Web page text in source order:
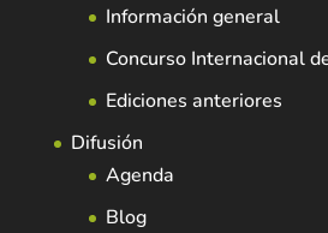
Información general
Concurso Internacional
Ediciones anteriores
Difusión
Agenda
Blog